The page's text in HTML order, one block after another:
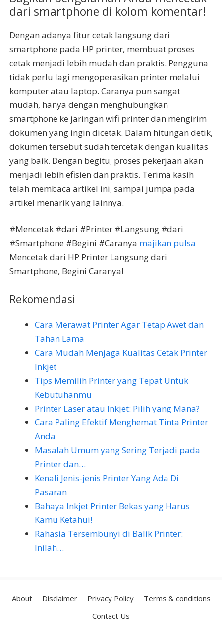
dari smartphone di kolom komentar!
Dengan adanya fitur cetak langsung dari
smartphone pada HP printer, membuat proses
cetak menjadi lebih mudah dan praktis. Pengguna
tidak perlu lagi mengoperasikan printer melalui
komputer atau laptop. Caranya pun sangat
mudah, hanya dengan menghubungkan
smartphone ke jaringan wifi printer dan mengirim
dokumen yang ingin dicetak. Dalam hitungan detik,
dokumen tersebut sudah tercetak dengan kualitas
yang baik. Dengan begitu, proses pekerjaan akan
menjadi lebih efisien dan praktis. Terima kasih
telah membaca artikel ini, sampai jumpa pada
artikel menarik yang lainnya.
#Mencetak #dari #Printer #Langsung #dari
#Smartphone #Begini #Caranya majikan pulsa
Mencetak dari HP Printer Langsung dari
Smartphone, Begini Caranya!
Rekomendasi
Cara Merawat Printer Agar Tetap Awet dan
Tahan Lama
Cara Mudah Menjaga Kualitas Cetak Printer
Inkjet
Tips Memilih Printer yang Tepat Untuk
Kebutuhanmu
Printer Laser atau Inkjet: Pilih yang Mana?
Cara Paling Efektif Menghemat Tinta Printer
Anda
Masalah Umum yang Sering Terjadi pada
Printer dan…
Kenali Jenis-jenis Printer Yang Ada Di
Pasaran
Bahaya Inkjet Printer Bekas yang Harus
Kamu Ketahui!
Rahasia Tersembunyi di Balik Printer:
Inilah…
About Disclaimer Privacy Policy
Terms & conditions
Contact Us